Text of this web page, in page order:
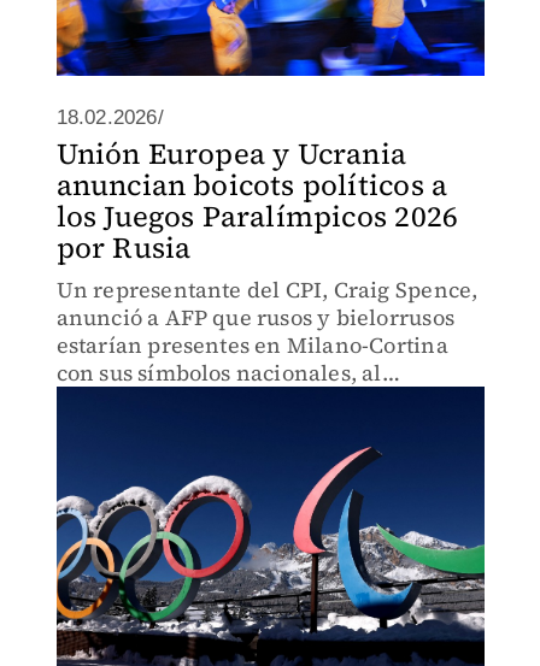
18.02.2026/
Unión Europea y Ucrania
anuncian boicots políticos a
los Juegos Paralímpicos 2026
por Rusia
Un representante del CPI, Craig Spence,
anunció a AFP que rusos y bielorrusos
estarían presentes en Milano-Cortina
con sus símbolos nacionales, al